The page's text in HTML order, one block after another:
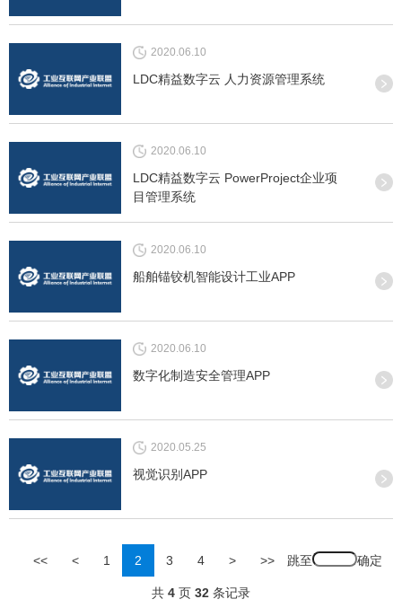
2020.06.10
LDC精益数字云 人力资源管理系统
2020.06.10
LDC精益数字云 PowerProject企业项
目管理系统
2020.06.10
船舶锚铰机智能设计工业APP
2020.06.10
数字化制造安全管理APP
2020.05.25
视觉识别APP
<< < 1 2 3 4 > >> 跳至
共4 页 32条记录